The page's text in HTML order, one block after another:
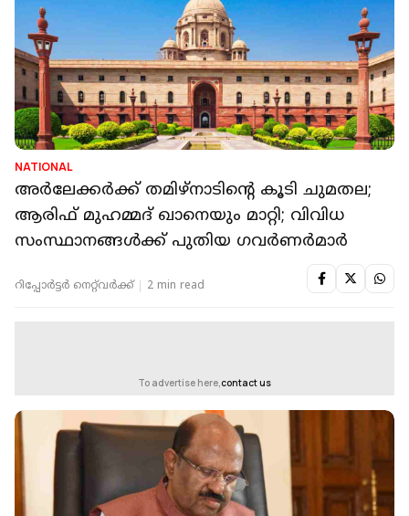
NATIONAL
അർലേക്കർക്ക് തമിഴ്‌നാടിന്റെ കൂടി ചുമതല;
ആരിഫ് മുഹമ്മദ് ഖാനെയും മാറ്റി; വിവിധ
സംസ്ഥാനങ്ങൾക്ക് പുതിയ ഗവർണർമാർ
റിപ്പോർട്ടർ നെറ്റ്‌വര്‍ക്ക്‌ 2 min read
To advertise here, contact us